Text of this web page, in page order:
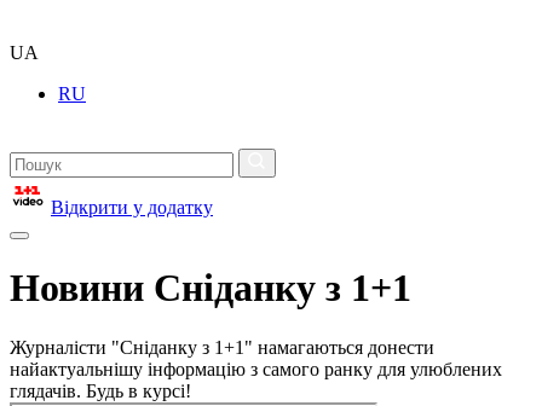
UA
RU
Відкрити у додатку
Новини Сніданку з 1+1
Журналісти "Сніданку з 1+1" намагаються донести
найактуальнішу інформацію з самого ранку для улюблених
глядачів. Будь в курсі!